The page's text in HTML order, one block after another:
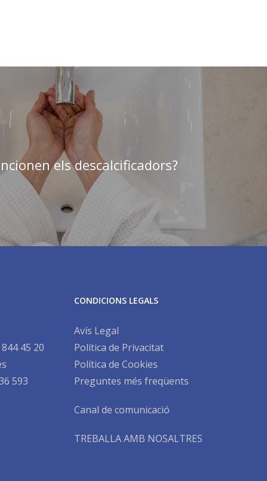
els descalcificadors?
45 20
593
CONDICIONS LEGALS
Avís Legal
Política de Privacitat
Política de Cookies
Preguntes més freqüents
Canal de comunicació
TREBALLA AMB NOSALTRES